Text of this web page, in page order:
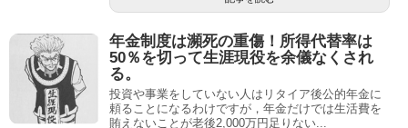
年金制度は瀕死の重傷！所得代替率は
50％を切って生涯現役を余儀なくされ
る。
投資や事業をしていない人はリタイア後公的年金に
頼ることになるわけですが，年金だけでは生活費を
賄えないことが老後2,000万円足りない...